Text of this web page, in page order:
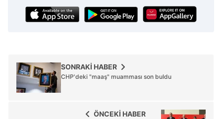
SONRAKİ HABER
CHP'deki "maaş" muamması son buldu
ÖNCEKİ HABER